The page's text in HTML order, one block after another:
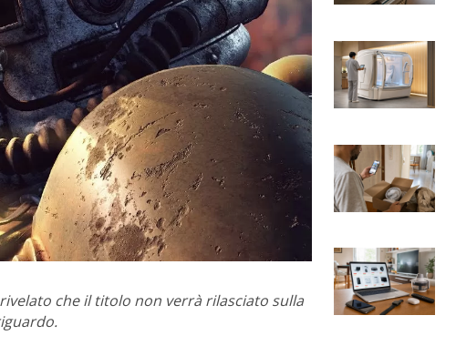
che il titolo non verrà rilasciato sulla